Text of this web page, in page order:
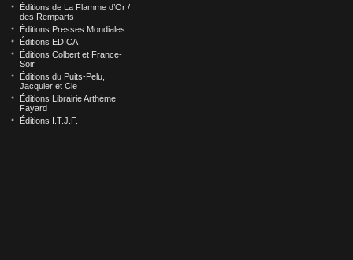
Éditions de La Flamme d’Or /
des Remparts
Éditions Presses Mondiales
Éditions EDICA
Éditions Colbert et France-
Soir
Éditions du Puits-Pelu,
Jacquier et Cie
Éditions Librairie Arthème
Fayard
Éditions I.T.J.F.